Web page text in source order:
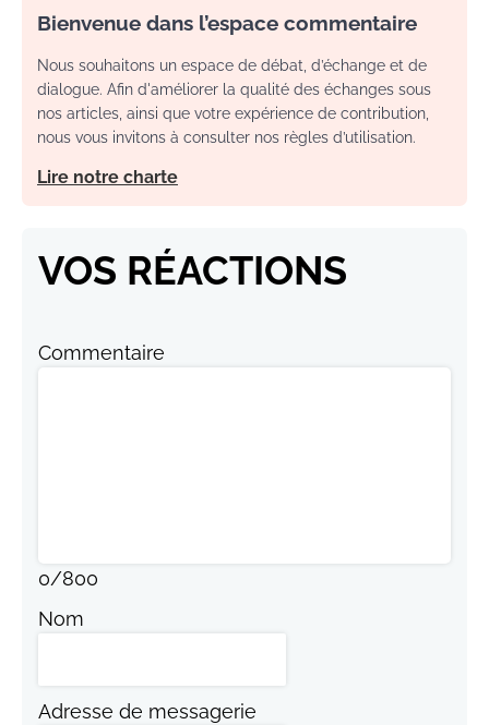
Bienvenue dans l’espace commentaire
Nous souhaitons un espace de débat, d’échange et de
dialogue. Afin d'améliorer la qualité des échanges sous
nos articles, ainsi que votre expérience de contribution,
nous vous invitons à consulter nos règles d’utilisation.
Lire notre charte
VOS RÉACTIONS
Commentaire
0/800
Nom
Adresse de messagerie